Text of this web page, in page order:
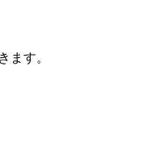
ます。